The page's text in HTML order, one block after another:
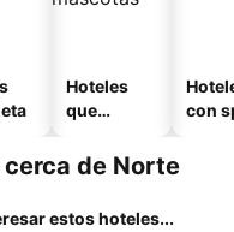
Hoteles
que
mascotas
con
de Norte
estos hoteles...